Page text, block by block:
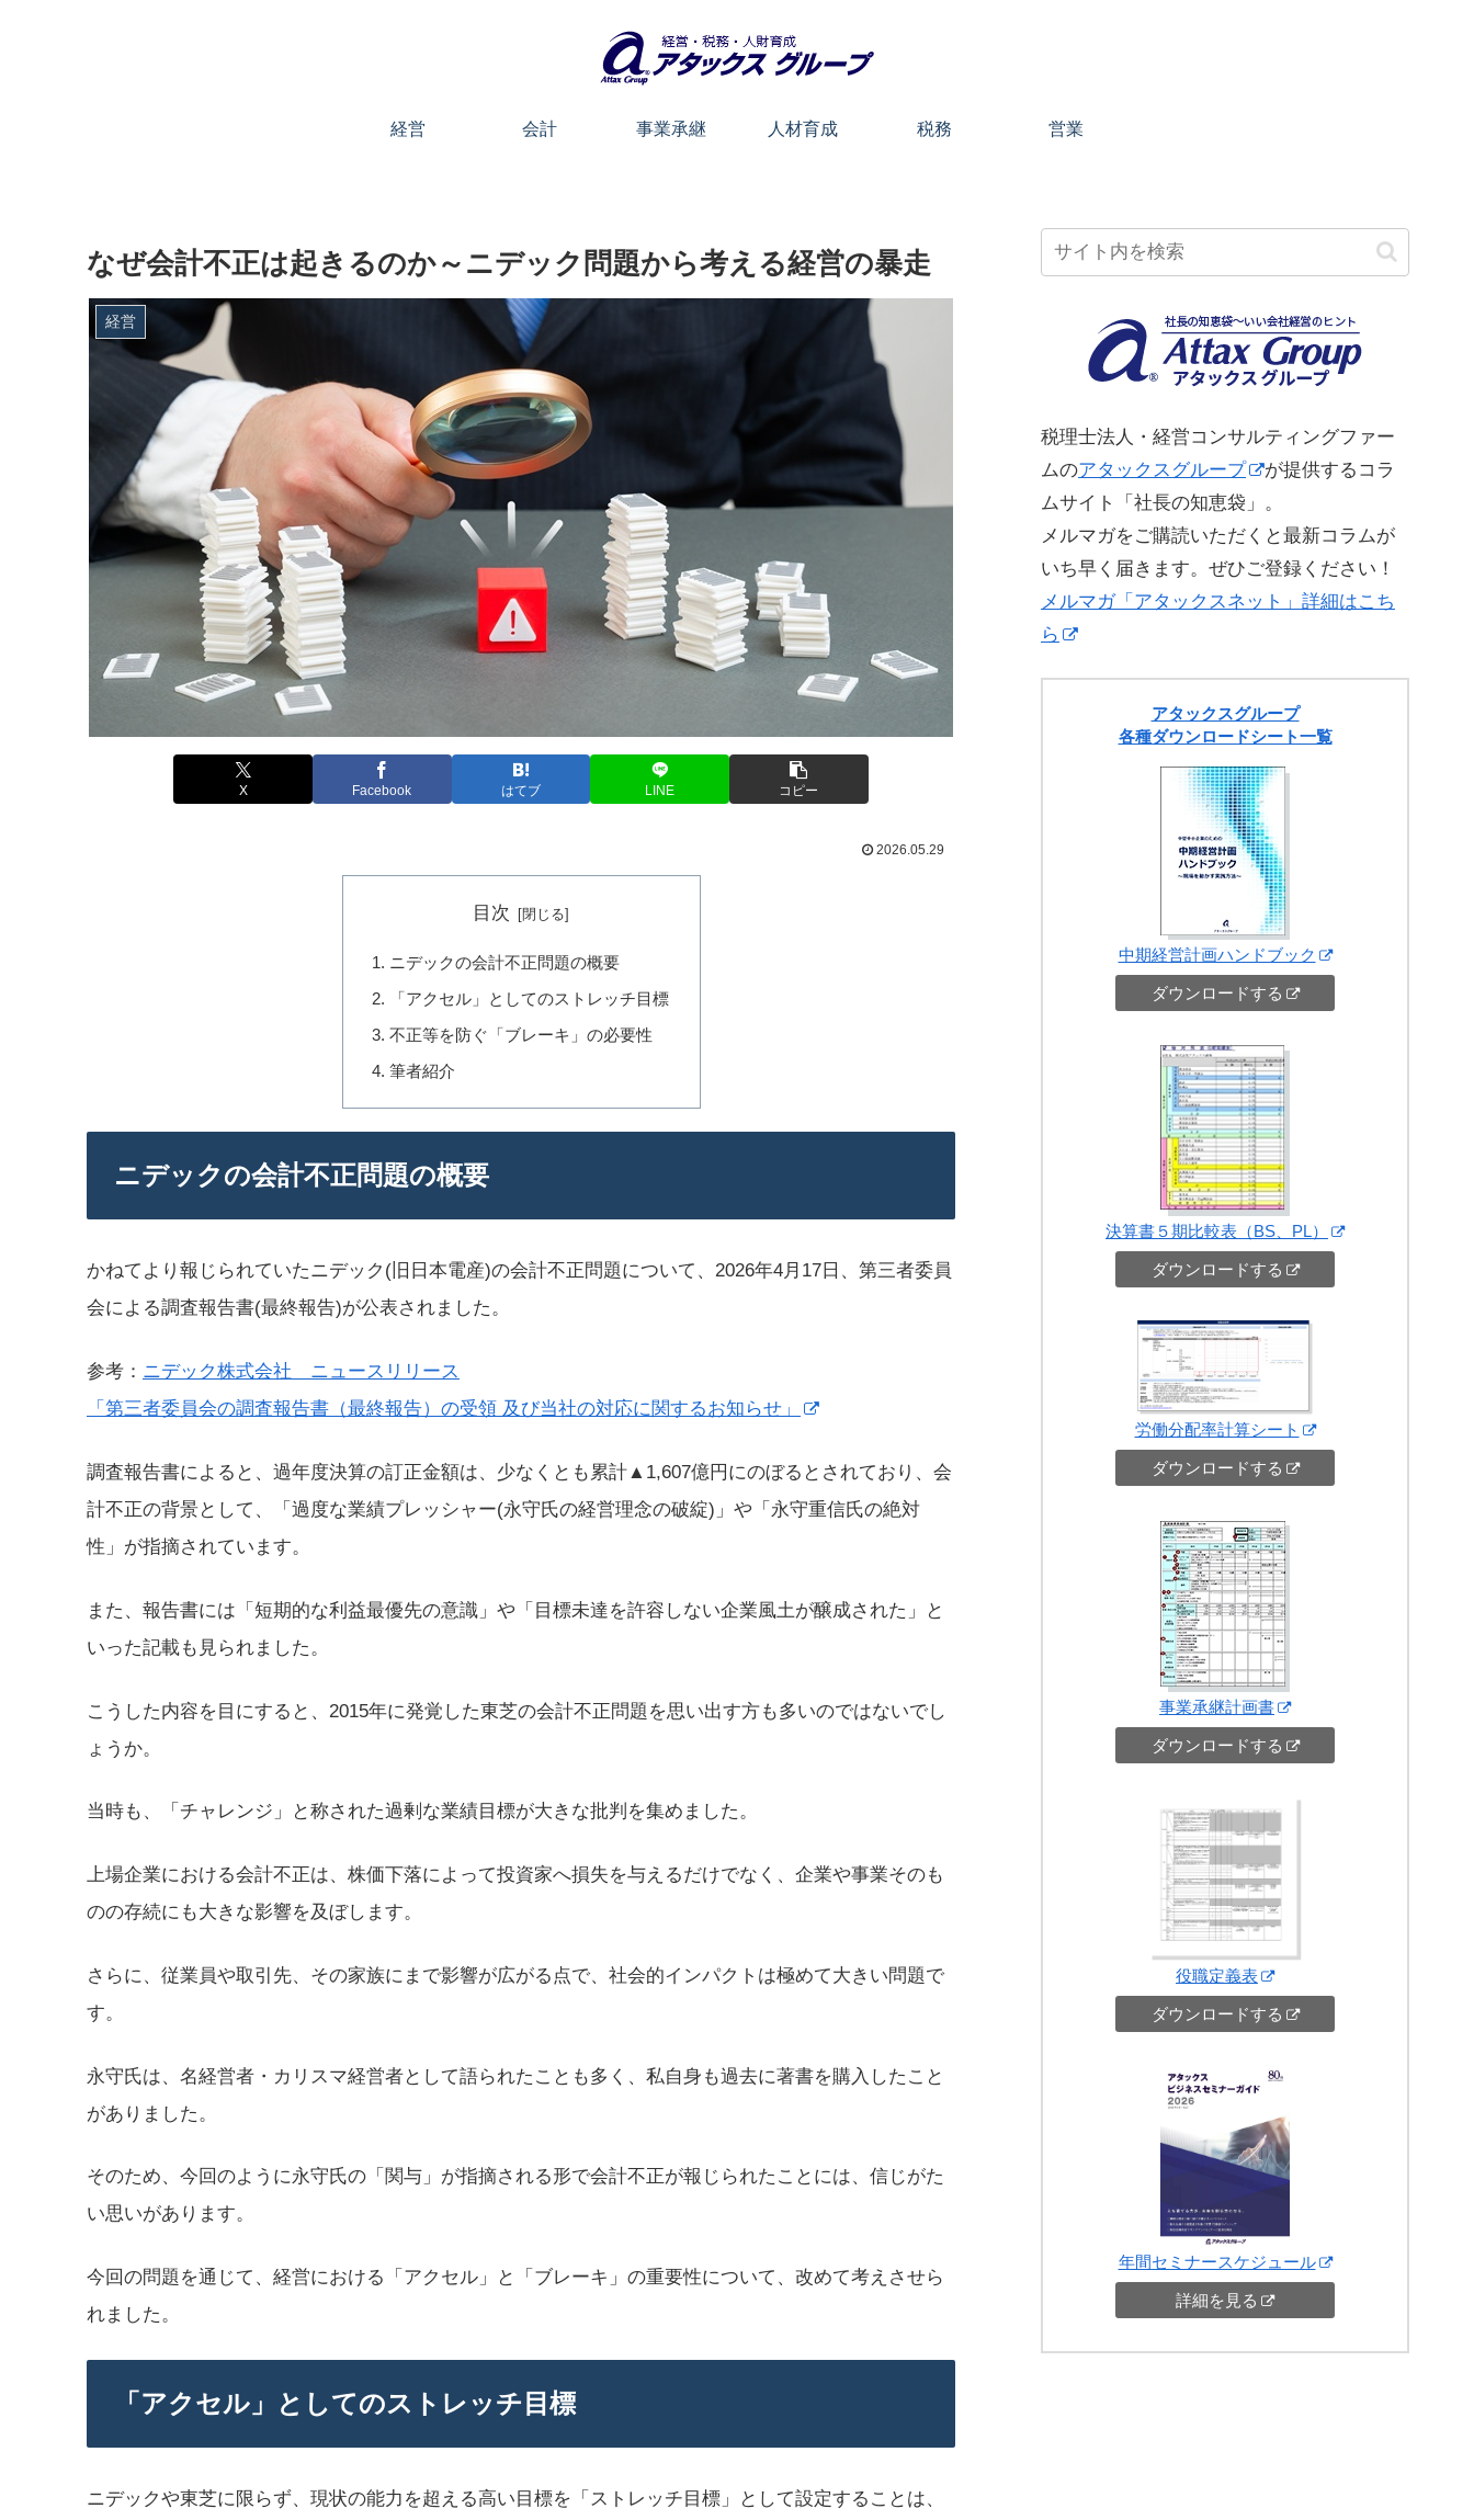
経営 会計 事業承継 人材育成 税務 営業
なぜ会計不正は起きるのか～ニデック問題から考える経営の暴走
経営
X Facebook はてブ LINE コピー
2026.05.29
目次
ニデックの会計不正問題の概要
「アクセル」としてのストレッチ目標
不正等を防ぐ「ブレーキ」の必要性
筆者紹介
ニデックの会計不正問題の概要
かねてより報じられていたニデック(旧日本電産)の会計不正問題について、2026年4月17日、第三者委員
会による調査報告書(最終報告)が公表されました。
参考： ニデック株式会社 ニュースリリース
「第三者委員会の調査報告書（最終報告）の受領 及び当社の対応に関するお知らせ」
調査報告書によると、過年度決算の訂正金額は、少なくとも累計▲1,607億円にのぼるとされており、会
計不正の背景として、「過度な業績プレッシャー(永守氏の経営理念の破綻)」や「永守重信氏の絶対
性」が指摘されています。
また、報告書には「短期的な利益最優先の意識」や「目標未達を許容しない企業風土が醸成された」と
いった記載も見られました。
こうした内容を目にすると、2015年に発覚した東芝の会計不正問題を思い出す方も多いのではないでし
ょうか。
当時も、「チャレンジ」と称された過剰な業績目標が大きな批判を集めました。
上場企業における会計不正は、株価下落によって投資家へ損失を与えるだけでなく、企業や事業そのも
のの存続にも大きな影響を及ぼします。
さらに、従業員や取引先、その家族にまで影響が広がる点で、社会的インパクトは極めて大きい問題で
す。
永守氏は、名経営者・カリスマ経営者として語られたことも多く、私自身も過去に著書を購入したこと
がありました。
そのため、今回のように永守氏の「関与」が指摘される形で会計不正が報じられたことには、信じがた
い思いがあります。
今回の問題を通じて、経営における「アクセル」と「ブレーキ」の重要性について、改めて考えさせら
れました。
「アクセル」としてのストレッチ目標
ニデックや東芝に限らず、現状の能力を超える高い目標を「ストレッチ目標」として設定することは、
税理士法人・経営コンサルティングファー
ムのアタックスグループ
が提供するコラ
ムサイト「社長の知恵袋」。
メルマガをご購読いただくと最新コラムが
いち早く届きます。ぜひご登録ください！
メルマガ「アタックスネット」詳細はこち
ら
アタックスグループ
各種ダウンロードシート一覧
中期経営計画ハンドブック
ダウンロードする
決算書５期比較表（BS、PL）
ダウンロードする
労働分配率計算シート
ダウンロードする
事業承継計画書
ダウンロードする
役職定義表
ダウンロードする
年間セミナースケジュール
詳細を見る